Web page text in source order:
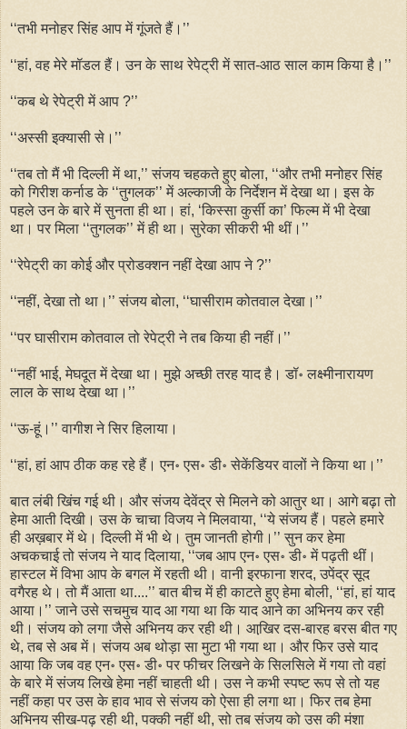
‘‘तभी मनोहर सिंह आप में गूंजते हैं।’’
‘‘हां, वह मेरे मॉडल हैं। उन के साथ रेपेट्री में सात-आठ साल काम किया है।’’
‘‘कब थे रेपेट्री में आप ?’’
‘‘अस्सी इक्यासी से।’’
‘‘तब तो मैं भी दिल्ली में था,’’ संजय चहकते हुए बोला, ‘‘और तभी मनोहर सिंह
को गिरीश कर्नाड के ‘‘तुगलक’’ में अल्काजी के निर्देशन में देखा था। इस के
पहले उन के बारे में सुनता ही था। हां, ‘किस्सा कुर्सी का’ फिल्म में भी देखा
था। पर मिला ‘‘तुगलक’’ में ही था। सुरेका सीकरी भी थीं।’’
‘‘रेपेट्री का कोई और प्रोडक्शन नहीं देखा आप ने ?’’
‘‘नहीं, देखा तो था।’’ संजय बोला, ‘‘घासीराम कोतवाल देखा।’’
‘‘पर घासीराम कोतवाल तो रेपेट्री ने तब किया ही नहीं।’’
‘‘नहीं भाई, मेघदूत में देखा था। मुझे अच्छी तरह याद है। डॉ॰ लक्ष्मीनारायण
लाल के साथ देखा था।’’
‘‘ऊ-हूं।’’ वागीश ने सिर हिलाया।
‘‘हां, हां आप ठीक कह रहे हैं। एन॰ एस॰ डी॰ सेकेंडियर वालों ने किया था।’’
बात लंबी खिंच गई थी। और संजय देवेंद्र से मिलने को आतुर था। आगे बढ़ा तो
हेमा आती दिखी। उस के चाचा विजय ने मिलवाया, ‘‘ये संजय हैं। पहले हमारे
ही अख़बार में थे। दिल्ली में भी थे। तुम जानती होगी।’’ सुन कर हेमा
अचकचाई तो संजय ने याद दिलाया, ‘‘जब आप एन॰ एस॰ डी॰ में पढ़ती थीं।
हास्टल में विभा आप के बगल में रहती थी। वानी इरफाना शरद, उपेंद्र सूद
वगैरह थे। तो मैं आता था....’’ बात बीच में ही काटते हुए हेमा बोली, ‘‘हां, हां याद
आया।’’ जाने उसे सचमुच याद आ गया था कि याद आने का अभिनय कर रही
थी। संजय को लगा जैसे अभिनय कर रही थी। आखि़र दस-बारह बरस बीत गए
थे, तब से अब में। संजय अब थोड़ा सा मुटा भी गया था। और फिर उसे याद
आया कि जब वह एन॰ एस॰ डी॰ पर फीचर लिखने के सिलसिले में गया तो वहां
के बारे में संजय लिखे हेमा नहीं चाहती थी। उस ने कभी स्पष्ट रूप से तो यह
नहीं कहा पर उस के हाव भाव से संजय को ऐसा ही लगा था। फिर तब हेमा
अभिनय सीख-पढ़ रही थी, पक्की नहीं थी, सो तब संजय को उस की मंशा